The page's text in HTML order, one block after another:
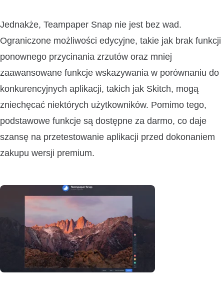
Jednakże, Teampaper Snap nie jest bez wad.
Ograniczone możliwości edycyjne, takie jak brak funkcji
ponownego przycinania zrzutów oraz mniej
zaawansowane funkcje wskazywania w porównaniu do
konkurencyjnych aplikacji, takich jak Skitch, mogą
zniechęcać niektórych użytkowników. Pomimo tego,
podstawowe funkcje są dostępne za darmo, co daje
szansę na przetestowanie aplikacji przed dokonaniem
zakupu wersji premium.